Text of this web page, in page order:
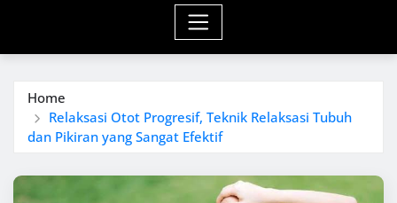
Home
Relaksasi Otot Progresif, Teknik Relaksasi Tubuh
dan Pikiran yang Sangat Efektif